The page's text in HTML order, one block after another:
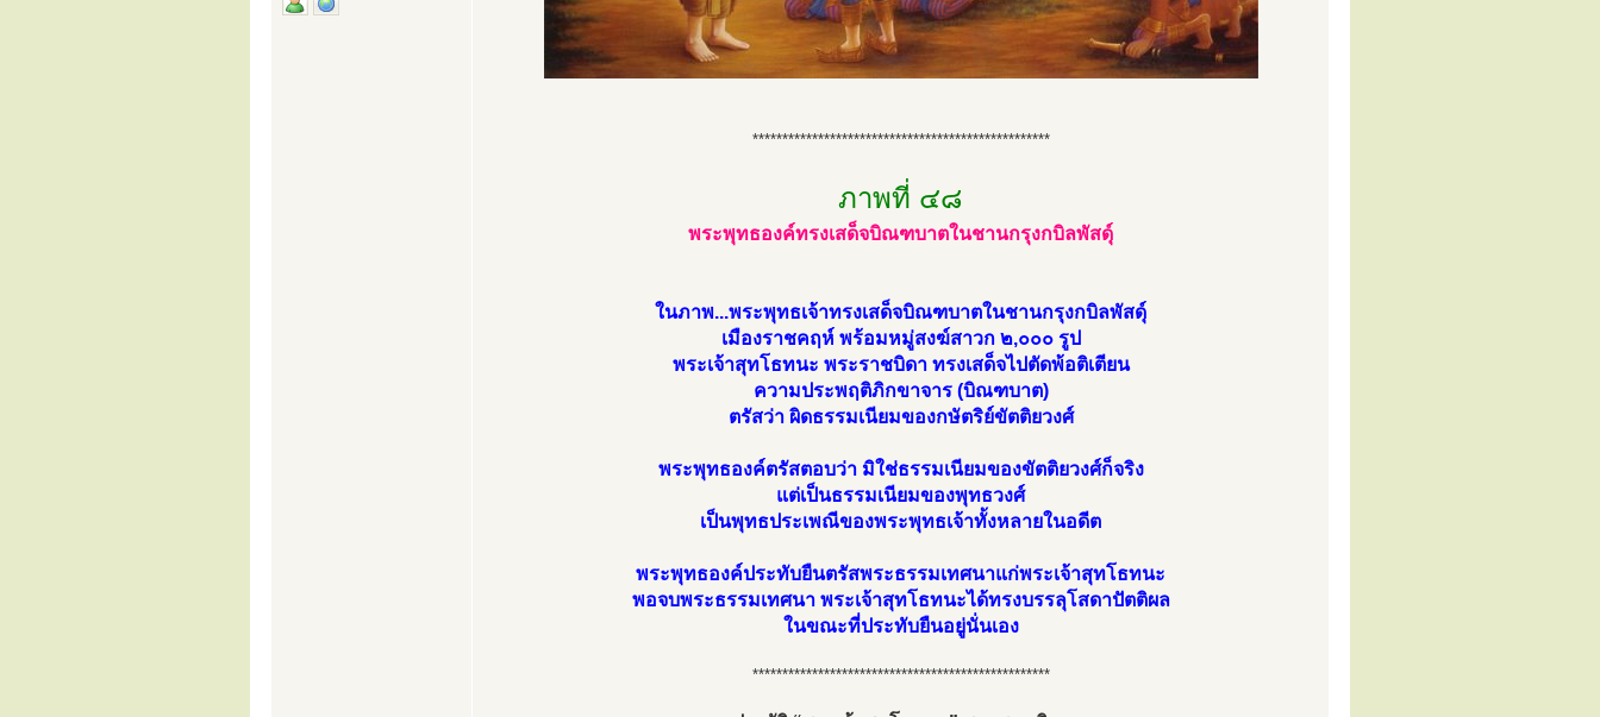
**************************************************
ภาพที่ ๔๘
พระพุทธองค์ทรงเสด็จบิณฑบาตในชานกรุงกบิลพัสดุ์
ในภาพ...พระพุทธเจ้าทรงเสด็จบิณฑบาตในชานกรุงกบิลพัสดุ์
เมืองราชคฤห์ พร้อมหมู่สงฆ์สาวก ๒,๐๐๐ รูป
พระเจ้าสุทโธทนะ พระราชบิดา ทรงเสด็จไปตัดพ้อติเตียน
ความประพฤติภิกขาจาร (บิณฑบาต)
ตรัสว่า ผิดธรรมเนียมของกษัตริย์ขัตติยวงศ์
พระพุทธองค์ตรัสตอบว่า มิใช่ธรรมเนียมของขัตติยวงศ์ก็จริง
แต่เป็นธรรมเนียมของพุทธวงศ์
เป็นพุทธประเพณีของพระพุทธเจ้าทั้งหลายในอดีต
พระพุทธองค์ประทับยืนตรัสพระธรรมเทศนาแก่พระเจ้าสุทโธทนะ
พอจบพระธรรมเทศนา พระเจ้าสุทโธทนะได้ทรงบรรลุโสดาปัตติผล
ในขณะที่ประทับยืนอยู่นั่นเอง
**************************************************